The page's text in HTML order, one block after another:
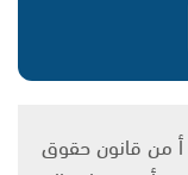
يتم الاستخدام المواد وفقًا للمادة 27 أ من قانون حقوق